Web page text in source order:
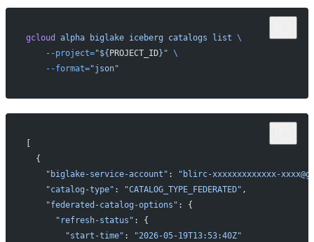
gcloud alpha biglake iceberg catalogs list \
    --project=
"${ PROJECT_ID}" \
    --format=
"json"
  {
    "biglake-service-account"
:
"blirc-xxxxxxxxxxxxx-
    "catalog-type"
: "CATALOG_TYPE_FEDERATED" ,
    "federated-catalog-options"
: {
      "refresh-status"
: {
        "start-time"
:
"2026-05-19T13:53:40Z"